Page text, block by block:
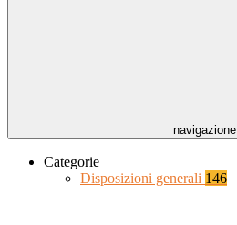
navigazione
Categorie
Disposizioni generali 146